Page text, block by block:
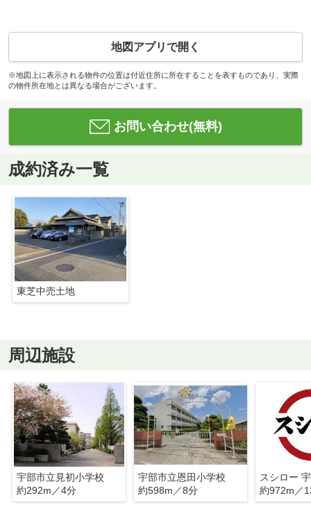
地図アプリで開く
※地図上に表示される物件の位置は付近住所に所在することを表すものであり、実際
の物件所在地とは異なる場合がございます。
お問い合わせ(無料)
成約済み一覧
東芝中売土地
周辺施設
宇部市立見初小学校
約292m／4分
宇部市立恩田小学校
約598m／8分
スシロー
約972m／